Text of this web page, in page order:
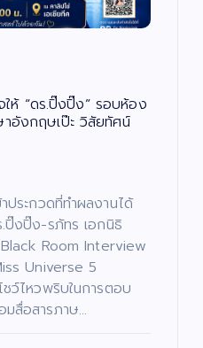
ให้ “ดร.ปิ๊งปิ๊ง” รอบห้อง
อังกฤษเป๊ะ วิสัยทัศน์
ประกวดที่ทำผลงานได้
ปิ๊งปิ๊ง-รภัทร เอกนิธิ
Room Interview
Universe 5
ไหวพริบในการตอบ
มสื่อสารภาษ…